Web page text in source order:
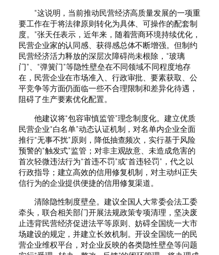
“这说明，当前推动民营经济高质量发展的一项重
要工作在于将法律原则转化为具体、可操作的配套制
度。”张天任表示，近年来，随着营商环境持续优化，
民营企业家的认同感、获得感总体不断增强。但制约
民营经济活力释放的深层次障碍尚未根除，“玻璃
门”、“弹簧门”等隐性壁垒在不同领域不同程度地存
在，民营企业在市场准入、行政审批、要素获取、公
平竞争等方面仍面临一些不合理限制和差异化待遇，
阻碍了生产要素优化配置。
他建议将“包容审慎监管”理念制度化。建立优质
民营企业“白名单”动态认证机制，对名单内企业全面
推行“无事不扰”原则，降低抽查频次，实行基于风险
预警的“触发式”监管；对非主观故意、未造成危害的
首次轻微违法行为“首违不罚”或“首违轻罚”，代之以
行政指导；建立高效的信用修复机制，对主动纠正失
信行为的企业提供便捷的信用修复渠道。
清除隐性制度壁垒。建议全国人大常委会法工委
牵头，联合相关部门开展法规政策专项清理，坚决废
止违背民营经济促进法平等原则、妨碍全国统一大市
场建设的规定，并建立长效机制。开设全国统一的民
营企业维权平台，对企业反映的各类隐性壁垒等问题